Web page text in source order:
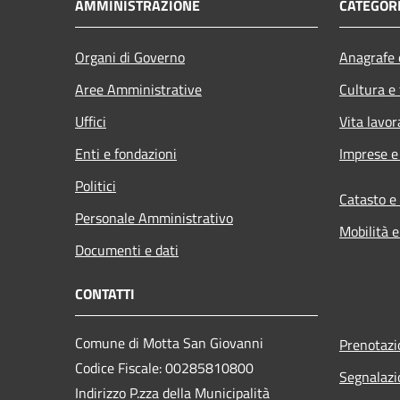
AMMINISTRAZIONE
Organi di Governo
Aree Amministrative
Uffici
Enti e fondazioni
Politici
Personale Amministrativo
Documenti e dati
Cultura
Vita
Imprese
Catasto
Mobilità
CONTATTI
Comune di Motta San Giovanni
Codice Fiscale: 00285810800
Indirizzo P.zza della Municipalità